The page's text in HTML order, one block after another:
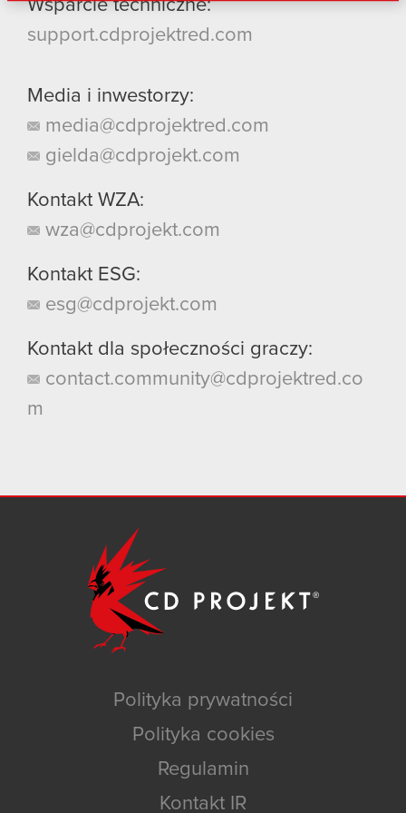
podczas korzystania z ich usług. Kontynuując
korzystanie z naszej witryny, zgadasz się na
Wsparcie techniczne:
support.cdprojektred.com
Media i inwestorzy:
media@cdprojektred.com
gielda@cdprojekt.com
Kontakt WZA:
wza@cdprojekt.com
Kontakt ESG:
esg@cdprojekt.com
Kontakt dla społeczności graczy:
contact.community@cdprojektred.co
m
Polityka prywatności
Polityka cookies
Regulamin
Kontakt IR